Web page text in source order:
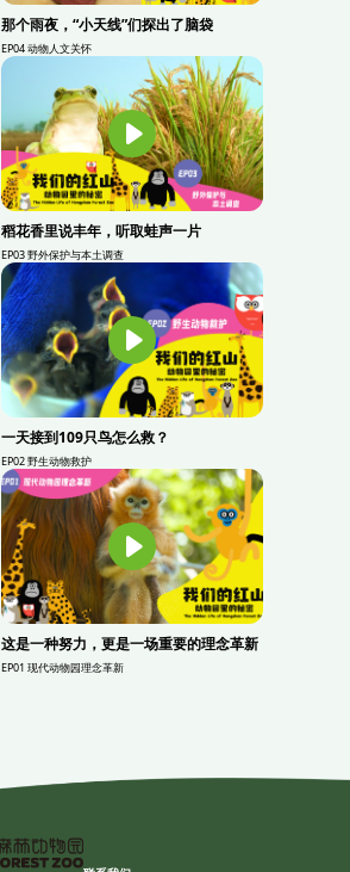
那个雨夜，“小天线”们探出了脑袋
EP04 动物人文关怀
稻花香里说丰年，听取蛙声一片
EP03 野外保护与本土调查
一天接到109只鸟怎么救？
EP02 野生动物救护
这是一种努力，更是一场重要的理念革新
EP01 现代动物园理念革新